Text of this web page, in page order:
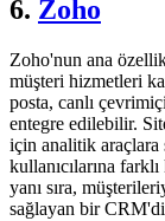
6. Zoho
Zoho'nun ana
müşteri hizmetleri
posta, canlı
entegre edilebilir.
için analitik araçlara
kullanıcılarına
yanı sıra,
sağlayan bir